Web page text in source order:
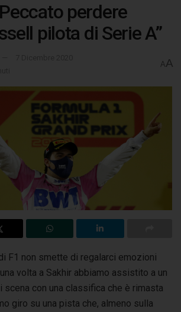
perdere
pilota di Serie A”
AA
F1 non smette di regalarci emozioni
volta a Sakhir abbiamo assistito a un
scena con una classifica che è rimasta
giro su una pista che, almeno sulla